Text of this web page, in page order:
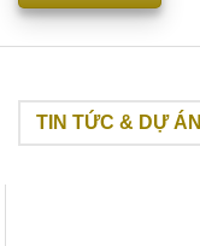
TIN TỨC & DỰ ÁN